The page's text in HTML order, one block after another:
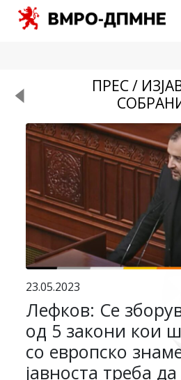
ПРЕС /
23.05.2023
Лефков: Се
од 5 закони кои
со европско
јавноста треба